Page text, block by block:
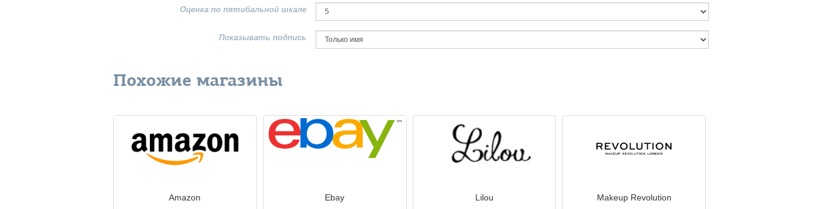
Оценка по пятибальной шкале
Показывать подпись
Похожие магазины
Amazon Ebay Lilou Makeup Revolution